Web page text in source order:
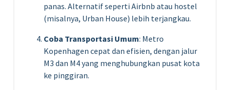
panas. Alternatif seperti Airbnb atau hostel
(misalnya, Urban House) lebih terjangkau.
Coba Transportasi Umum: Metro
Kopenhagen cepat dan efisien, dengan jalur
M3 dan M4 yang menghubungkan pusat kota
ke pinggiran.